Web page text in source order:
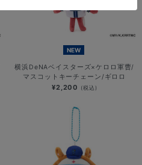
NEW
横浜DeNAベイスターズ×ケロロ軍曹/
マスコットキーチェーン/ギロロ
¥2,200 (税込)